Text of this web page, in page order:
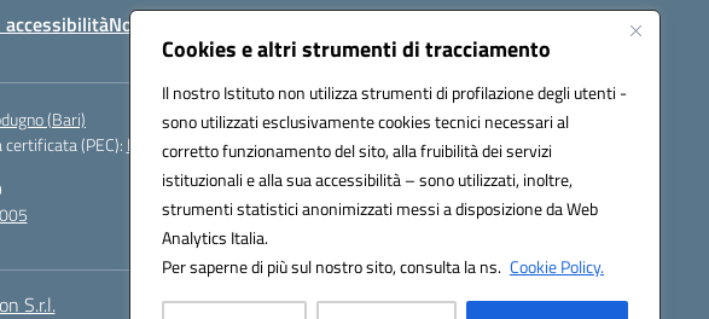
Cookies e altri strumenti di tracciamento
Il nostro Istituto non utilizza strumenti di profilazione degli utenti -
sono utilizzati esclusivamente cookies tecnici necessari al
corretto funzionamento del sito, alla fruibilità dei servizi
istituzionali e alla sua accessibilità – sono utilizzati, inoltre,
strumenti statistici anonimizzati messi a disposizione da Web
Analytics Italia.
Per saperne di più sul nostro sito, consulta la ns. Cookie Policy.
accessibilitàNote legali Seguici su:
(Bari)
(PEC): baic8ap005@pec.istruzione.it
S.r.l.